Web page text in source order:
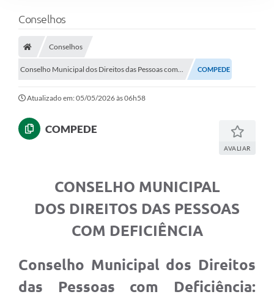
Conselhos
Conselhos
Conselho Municipal dos Direitos das Pessoas com... COMPEDE
Atualizado em: 05/05/2026 às 06h58
COMPEDE
AVALIAR
CONSELHO MUNICIPAL
DOS DIREITOS DAS PESSOAS
COM DEFICIÊNCIA
Conselho Municipal dos Direitos
das Pessoas com Deficiência: